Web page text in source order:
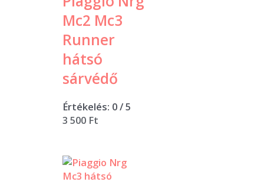
Mc2 Mc3
Runner
hátsó
sárvédő
Értékelés: 0/ 5
3 500 Ft